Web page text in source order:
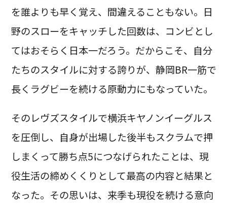
を誰よりも早く覚え、間違えることもない。日
野のスローをキャッチした回数は、コンビとし
てはおそらく日本一だろう。だからこそ、自分
たちのスタイルに対する誇りが、静岡BR一筋で
長くラグビーを続ける原動力にもなっていた。
そのレヴズスタイルで横浜キヤノンイーグルス
を圧倒し、自身が出場した後半もスクラムで押
しまくって勝ち点5につなげられたことは、現
役生活の締めくくりとして最高の内容と結果と
なった。その思いは、来季も現役を続ける意向